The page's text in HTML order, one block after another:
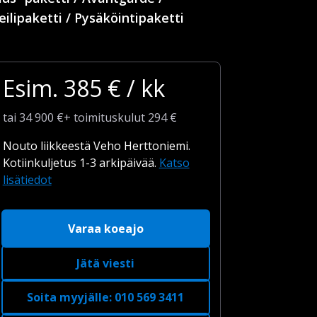
/ Pysäköintipaketti
Esim. 385 € / kk
tai 34 900 €+ toimituskulut 294 €
Nouto liikkeestä Veho Herttoniemi.
Kotiinkuljetus 1-3 arkipäivää. Katso
lisätiedot
Varaa koeajo
Jätä viesti
Soita myyjälle: 010 569 3411